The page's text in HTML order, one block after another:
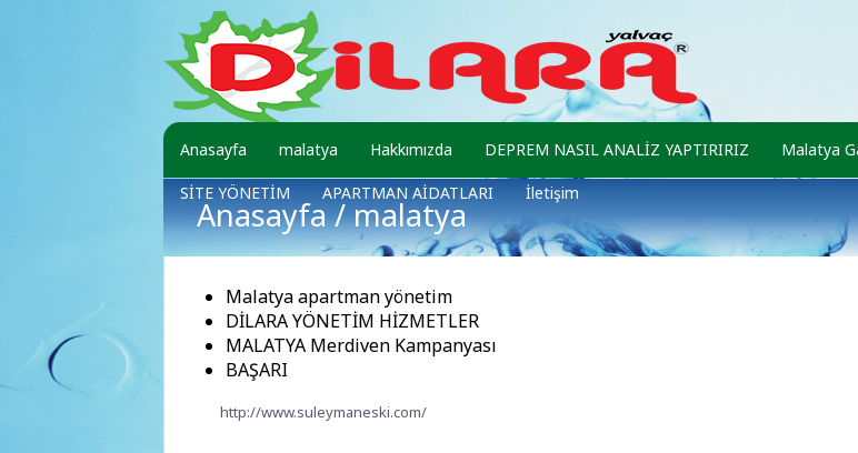
Anasayfa malatya Hakkımızda DEPREM NASIL ANALİZ YAPTIRIRIZ Malatya
SİTE YÖNETİM APARTMAN AİDATLARI İletişim
Anasayfa/ malatya
Malatya apartman yönetim
DİLARA YÖNETİM HİZMETLER
MALATYA Merdiven Kampanyası
BAŞARI
http://www.suleymaneski.com/